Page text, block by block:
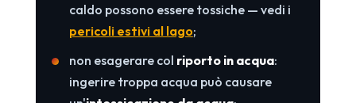
caldo possono essere tossiche — vedi i
pericoli estivi al lago;
non esagerare col riporto in acqua:
ingerire troppa acqua può causare